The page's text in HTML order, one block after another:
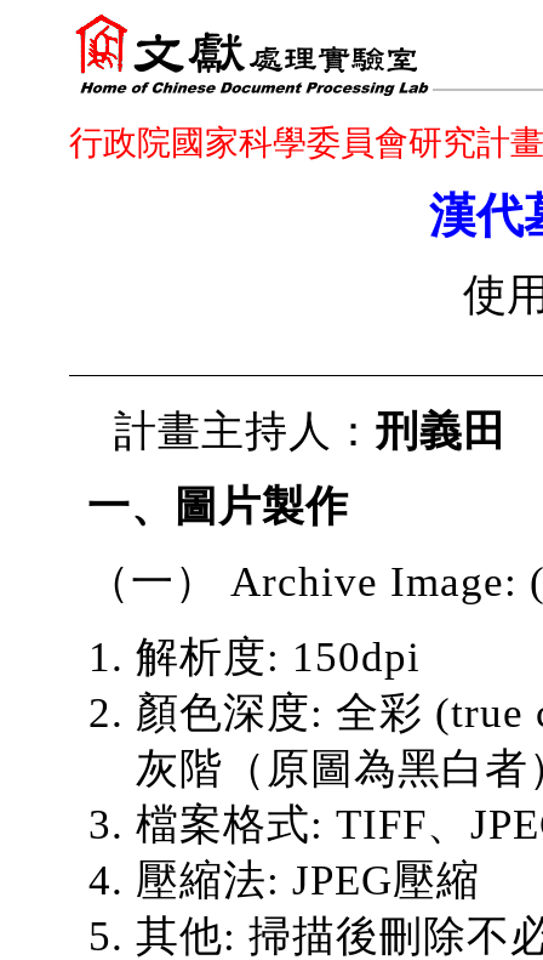
行政院國家科學委員會研究計
漢代
使
計畫主持人： 刑義田
一、圖片製作
（一） Archive
解析度: 150dpi
顏色深度: 全彩
灰階（原圖為黑白者
檔案格式: TIFF、
壓縮法: JPEG壓縮
其他: 掃描後刪除不